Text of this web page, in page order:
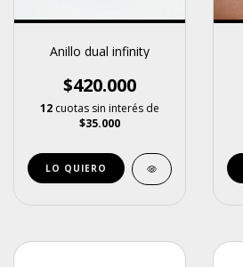
Anillo dual infinity
$420.000
12 cuotas sin interés de
$35.000
LO QUIERO